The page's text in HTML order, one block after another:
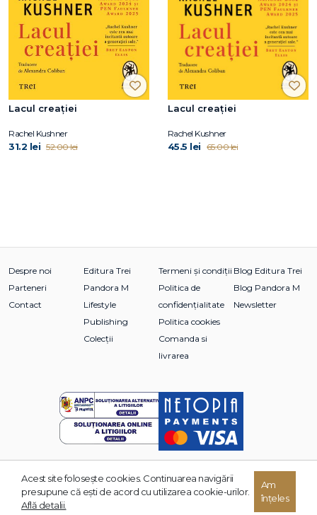
Lacul creației
Rachel Kushner
31.2 lei 52.00 lei
Lacul creației
Rachel Kushner
45.5 lei 65.00 lei
Despre noi
Parteneri
Contact
Editura Trei
Pandora M
Lifestyle
Publishing
Colecții
Termeni și condiții
Politica de
confidențialitate
Politica cookies
Comanda si
livrarea
Blog Editura Trei
Blog Pandora M
Newsletter
© 2026 Grupul Editorial TREI. Toate drepturile rezervate.
Acest site foloseşte cookies. Continuarea navigării
presupune că eşti de acord cu utilizarea cookie-urilor.
Află detalii.
Am
înțeles